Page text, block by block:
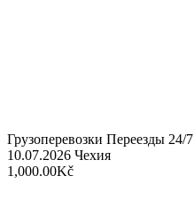
Грузоперевозки Переезды 24/7
10.07.2026 Чехия
1,000.00Kč